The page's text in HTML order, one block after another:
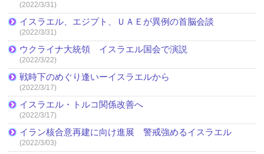
(2022/3/31)
イスラエル、エジプト、ＵＡＥが異例の首脳会談
(2022/3/31)
ウクライナ大統領 イスラエル国会で演説
(2022/3/22)
戦時下のめぐり逢いーイスラエルから
(2022/3/17)
イスラエル・トルコ関係改善へ
(2022/3/17)
イラン核合意再建に向け進展 警戒強めるイスラエル
(2022/3/03)